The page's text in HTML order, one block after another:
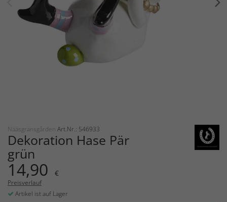
Nääsgränsgården Art.Nr.: 546933
Dekoration Hase Pär
grün
14,90 €
Preisverlauf
Artikel ist auf Lager